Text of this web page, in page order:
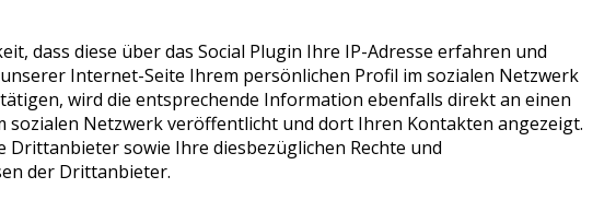
dass diese über das Social Plugin Ihre IP-Adresse erfahren und
Internet-Seite Ihrem persönlichen Profil im sozialen Netzwerk
wird die entsprechende Information ebenfalls direkt an einen
Netzwerk veröffentlicht und dort Ihren Kontakten angezeigt.
sowie Ihre diesbezüglichen Rechte und
der Drittanbieter.